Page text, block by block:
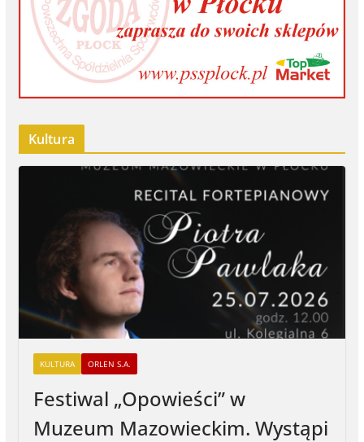
Kultura
KULTURA ORLEN S.A.
Festiwal „Opowieści” w
Muzeum Mazowieckim. Wystąpi